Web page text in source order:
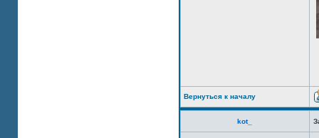
Вернуться к началу
kot_